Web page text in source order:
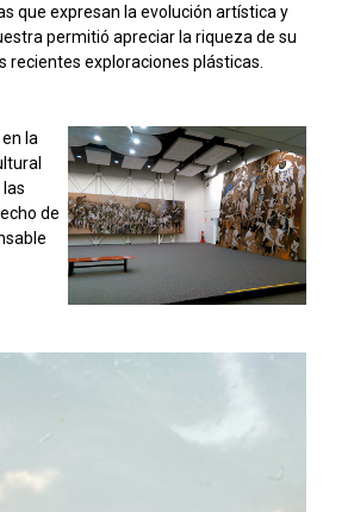
que expresan la evolución artística y
permitió apreciar la riqueza de su
exploraciones plásticas.
la
de